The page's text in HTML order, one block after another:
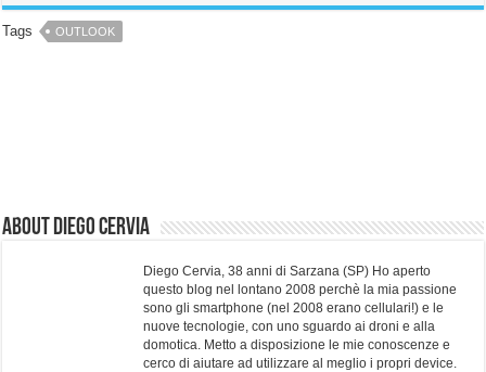
Tags OUTLOOK
About Diego Cervia
Diego Cervia, 38 anni di Sarzana (SP) Ho aperto
questo blog nel lontano 2008 perchè la mia passione
sono gli smartphone (nel 2008 erano cellulari!) e le
nuove tecnologie, con uno sguardo ai droni e alla
domotica. Metto a disposizione le mie conoscenze e
cerco di aiutare ad utilizzare al meglio i propri device.